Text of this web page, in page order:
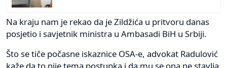
Na kraju nam je rekao da je Zildžića u pritvoru danas
posjetio i savjetnik ministra u Ambasadi BiH u Srbiji.
Što se tiče počasne iskaznice OSA-e, advokat Radulović
kaže da to nije tema postupka i da mu se ona ne stavlja